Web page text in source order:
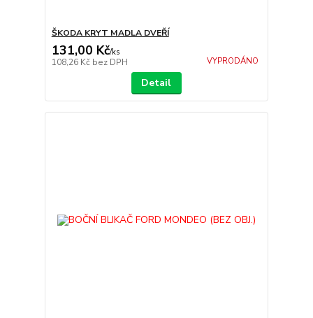
ŠKODA KRYT MADLA DVEŘÍ
131,00 Kč/ks
108,26 Kč bez DPH VYPRODÁNO
Detail